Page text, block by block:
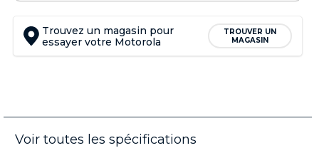
Trouvez un magasin pour
essayer votre Motorola
TROUVER UN
MAGASIN
Voir toutes les spécifications